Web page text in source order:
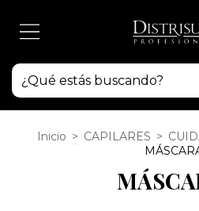
Inicio > CAPILARES >